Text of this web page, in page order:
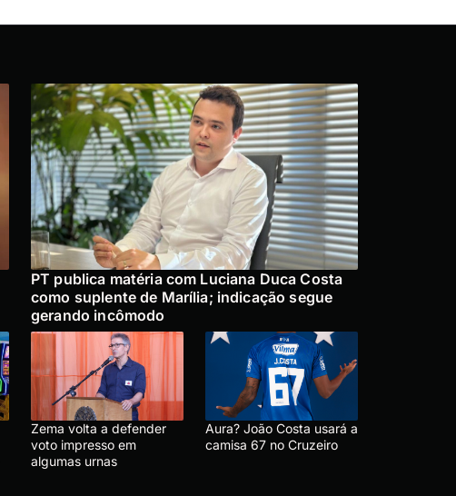
PT publica matéria com Luciana Duca Costa
como suplente de Marília; indicação segue
gerando incômodo
Zema volta a defender
voto impresso em
algumas urnas
Aura? João Costa usará a
camisa 67 no Cruzeiro